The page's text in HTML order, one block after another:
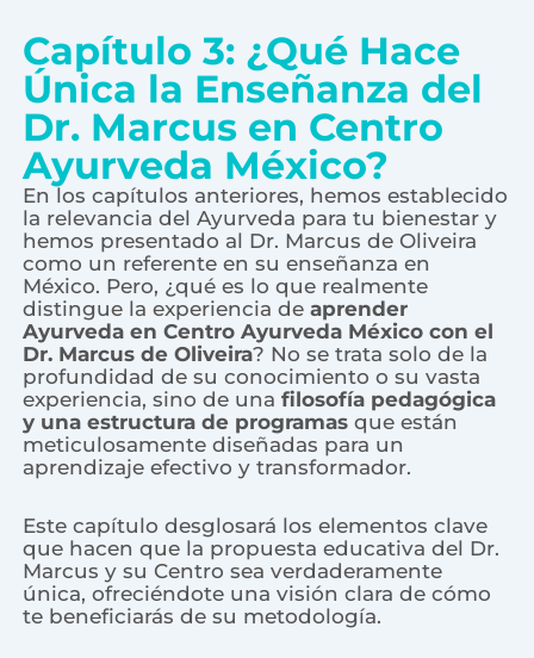
Capítulo 3: ¿Qué Hace
Única la Enseñanza del
Dr. Marcus en Centro
Ayurveda México?
En los capítulos anteriores, hemos establecido
la relevancia del Ayurveda para tu bienestar y
hemos presentado al Dr. Marcus de Oliveira
como un referente en su enseñanza en
México. Pero, ¿qué es lo que realmente
distingue la experiencia deaprender
Ayurveda en Centro Ayurveda México con el
Dr. Marcus de Oliveira? No se trata solo de la
profundidad de su conocimiento o su vasta
experiencia, sino de unafilosofía pedagógica
y una estructura de programas que están
meticulosamente diseñadas para un
aprendizaje efectivo y transformador.
Este capítulo desglosará los elementos clave
que hacen que la propuesta educativa del Dr.
Marcus y su Centro sea verdaderamente
única, ofreciéndote una visión clara de cómo
te beneficiarás de su metodología.